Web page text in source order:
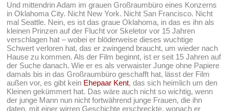
Und mittendrin Adam im grauen Großraumbüro eines Konzerns
in Oklahoma City. Nicht New York. Nicht San Francisco. Nicht
mal Seattle. Nein, es ist das graue Oklahoma, in das es ihn als
kleinen Prinzen auf der Flucht vor Skeletor vor 15 Jahren
verschlagen hat – wobei er blöderweise dieses wuchtige
Schwert verloren hat, das er zwingend braucht, um wieder nach
Hause zu kommen. Als der Film beginnt, ist er seit 15 Jahren auf
der Suche danach. Wie er es als verwaister Junge ohne Papiere
damals bis in das Großraumbüro geschafft hat, lässt der Film
außen vor, es gibt kein Ehepaar Kent, das sich heimlich um den
Kleinen gekümmert hat. Das wäre auch nicht so wichtig, wenn
der junge Mann nun nicht fortwährend junge Frauen, die ihn
daten, mit einer wirren Geschichte erschreckte, wonach er